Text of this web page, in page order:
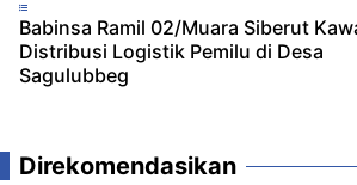
Babinsa Ramil 02/Muara Siberut
Distribusi Logistik Pemilu di Desa
Sagulubbeg
Direkomendasikan